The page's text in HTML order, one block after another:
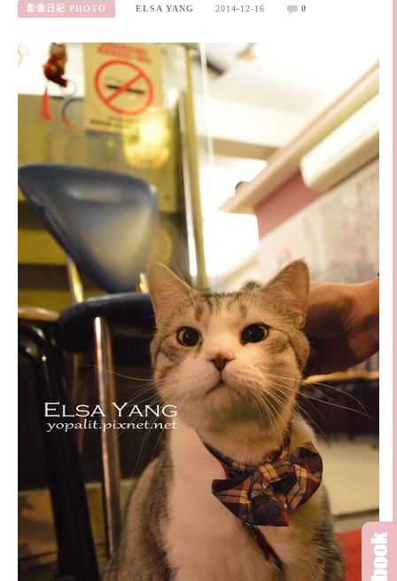
影像日記 PHOTO ELSA YANG 2014-12-16 0